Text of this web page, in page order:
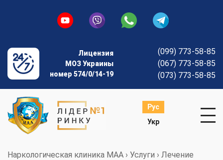
Лицензия
МОЗ Украины
номер 574/0/14-19
(099) 773-58-85
(067) 773-58-85
(073) 773-58-85
Рус
Укр
Наркологическая клиника МАА › Услуги › Лечение